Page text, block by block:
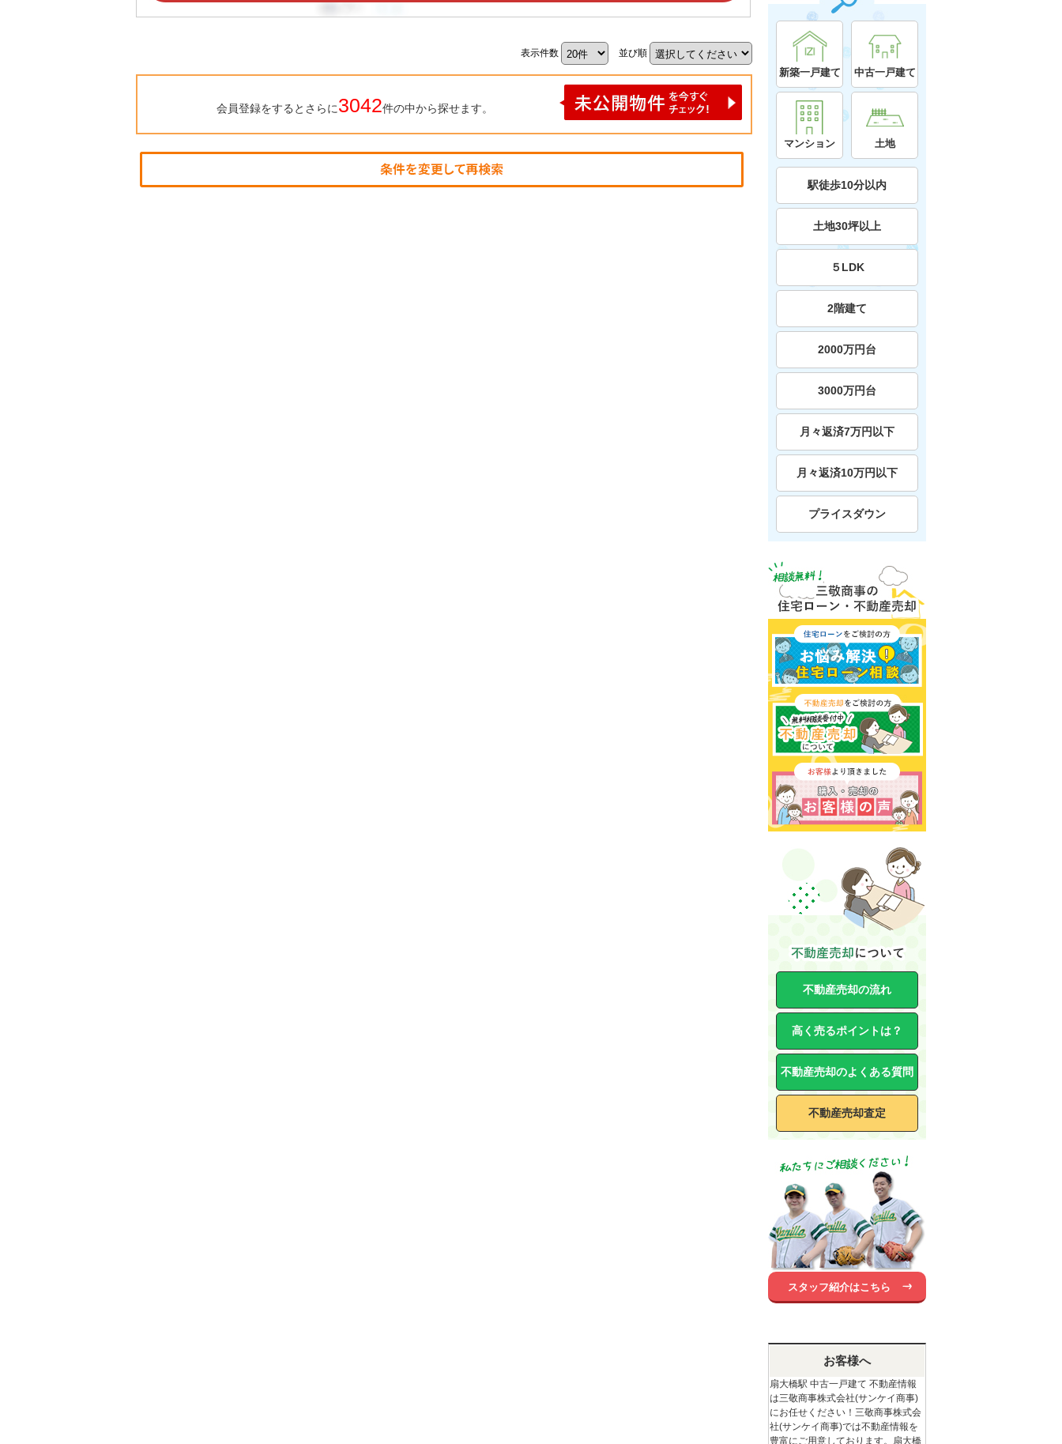
表示件数 並び順
会員登録をするとさらに3042件の中から探せます。
新築一戸建て 中古一戸建て
マンション 土地
駅徒歩10分以内
土地30坪以上
５LDK
2階建て
2000万円台
3000万円台
月々返済7万円以下
月々返済10万円以下
プライスダウン
不動産売却の流れ
高く売るポイントは？
不動産売却のよくある質問
不動産売却査定
スタッフ紹介はこちら
お客様へ
扇大橋駅 中古一戸建て 不動産情報
は三敬商事株式会社(サンケイ商事)
にお任せください！三敬商事株式会
社(サンケイ商事)では不動産情報を
豊富にご用意しております。扇大橋